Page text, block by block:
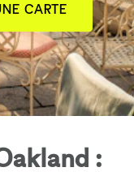
CARTE
: